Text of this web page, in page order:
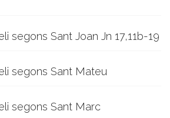
segons Sant Joan Jn 17,11b-19
segons Sant Mateu
segons Sant Marc